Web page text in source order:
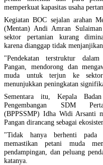
memperkuat kapasitas usaha
Kegiatan BOC sejalan arahan
(Mentan) Andi Amran
sektor pertanian kurang
karena dianggap tidak
"Pendekatan terstruktur
Pangan, mendorong dan
muda untuk terjun ke
menunjukkan peningkatan
Sementara itu, Kepala
Pengembangan SDM
(BPPSSMP) Idha Widi Arsanti
Pangan dirancang sebagai
"Tidak hanya berhenti pada
memastikan petani muda
pendampingan, dan peluang
katanya.